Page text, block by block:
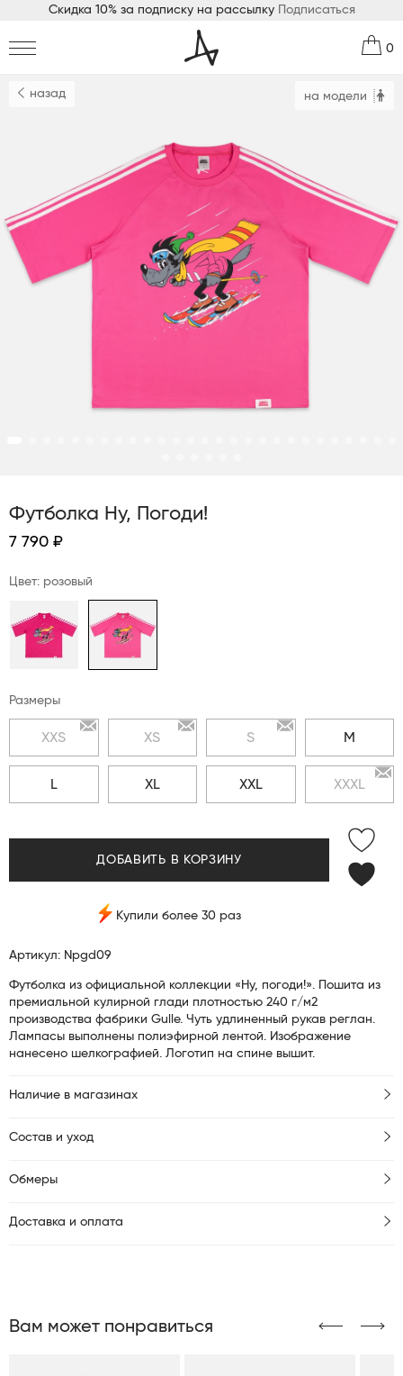
Скидка 10% за подписку на рассылку Подписаться
0
назад на модели
Футболка Ну, Погоди!
7 790 ₽
Цвет: розовый
Размеры
XXS XS S M
L XL XXL XXXL
ДОБАВИТЬ В КОРЗИНУ
Купили более 30 раз
Артикул: Npgd09
Футболка из официальной коллекции «Ну, погоди!». Пошита из
премиальной кулирной глади плотностью 240 г/м2
производства фабрики Gulle. Чуть удлиненный рукав реглан.
Лампасы выполнены полиэфирной лентой. Изображение
нанесено шелкографией. Логотип на спине вышит.
Наличие в магазинах
Состав и уход
Обмеры
Доставка и оплата
Вам может понравиться